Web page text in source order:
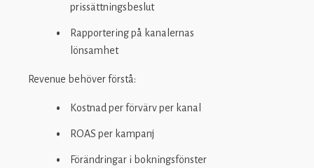
prissättningsbeslut
Rapportering på kanalernas
lönsamhet
Revenue behöver förstå:
Kostnad per förvärv per kanal
ROAS per kampanj
Förändringar i bokningsfönster